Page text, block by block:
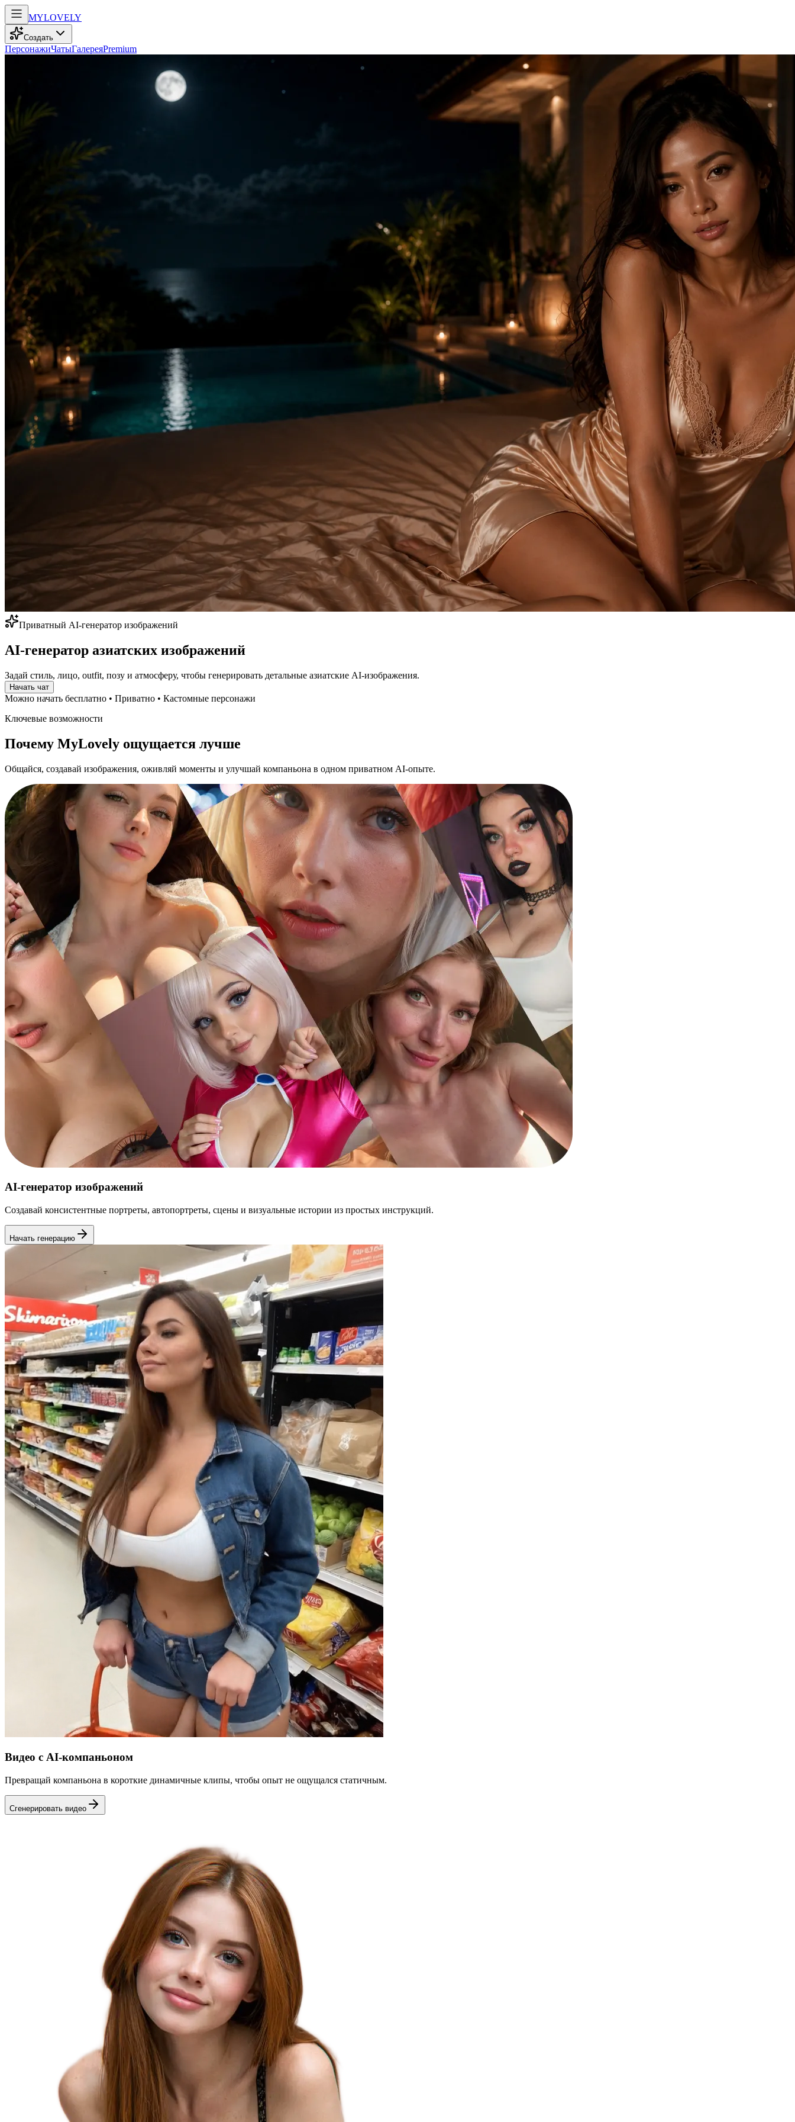
MYLOVELY
Создать
ПерсонажиЧатыГалереяPremium
Приватный AI-генератор изображений
AI-генератор азиатских изображений
Задай стиль, лицо, outfit, позу и атмосферу, чтобы генерировать детальные азиатские AI-изображения.
Начать чат
Можно начать бесплатно • Приватно • Кастомные персонажи
Ключевые возможности
Почему MyLovely ощущается лучше
Общайся, создавай изображения, оживляй моменты и улучшай компаньона в одном приватном AI-опыте.
AI-генератор изображений
Создавай консистентные портреты, автопортреты, сцены и визуальные истории из простых инструкций.
Начать генерацию
Видео с AI-компаньоном
Превращай компаньона в короткие динамичные клипы, чтобы опыт не ощущался статичным.
Сгенерировать видео